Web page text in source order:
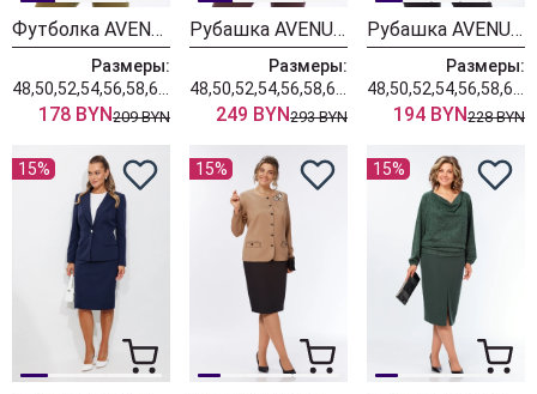
Футболка AVENUE 0339-1
Размеры:
178 BYN209 BYN
Рубашка AVENUE 0321-3
Размеры:
249 BYN293 BYN
Рубашка AVENUE 0354-1
Размеры:
194 BYN228 BYN
15% 15% 15%